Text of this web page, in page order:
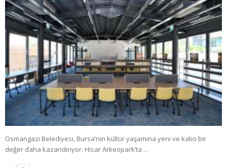
Osmangazi Belediyesi, Bursa’nın kültür yaşamına yeni ve kalıcı bir
değer daha kazandırıyor. Hisar Arkeopark’ta …